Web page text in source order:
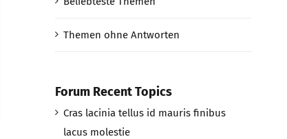
Themen ohne Antworten
Forum Recent Topics
Cras lacinia tellus id mauris finibus
lacus molestie